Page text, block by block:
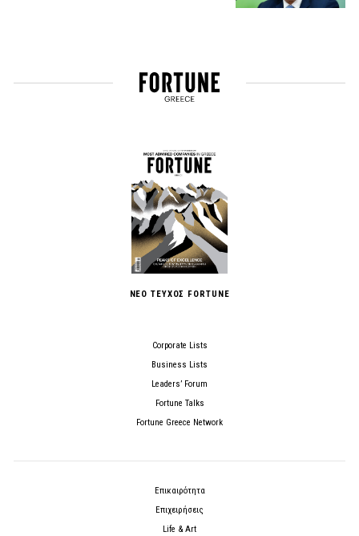
ΝΕΟ ΤΕΥΧΟΣ FORTUNE
Corporate Lists
Business Lists
Leaders’ Forum
Fortune Talks
Fortune Greece Network
Επικαιρότητα
Επιχειρήσεις
Life & Art